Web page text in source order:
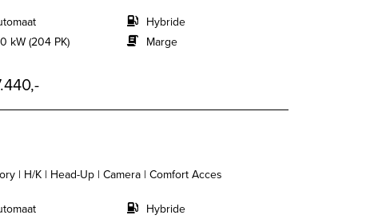
kW (204 PK)
Hybride
Marge
| H/K | Head-Up | Camera | Comfort Acces
Hybride